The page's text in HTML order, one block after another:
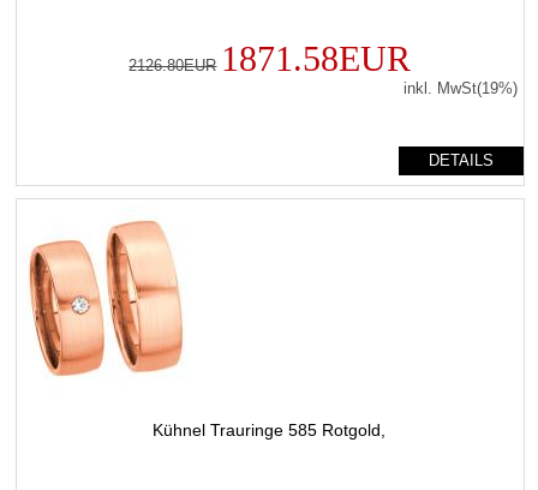
2126.80EUR 1871.58EUR
inkl. MwSt(19%)
DETAILS
Kühnel Trauringe 585 Rotgold,